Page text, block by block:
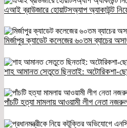
এআই ব্রাউজারে হোয়াটসঅ্যাপ অ্যাকাউন্ট
মির্জাপুর ক্যাডেট কলেজের ৬০তম ব্যাচের
শাহ আমানত সেতুতে ছিনতাই: অটোরিকশা-
পাঁচটি হত্যা মামলায় আওয়ামী লীগ নেতা